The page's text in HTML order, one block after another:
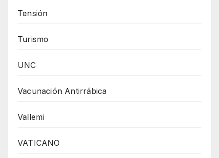
Tensión
Turismo
UNC
Vacunación Antirrábica
Vallemi
VATICANO